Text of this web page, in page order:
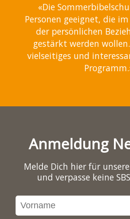
«Die
Personen geeignet, die
der persönlichen
gestärkt werden
vielseitiges und
Anmeldung
Melde Dich hier für
und verpasse keine